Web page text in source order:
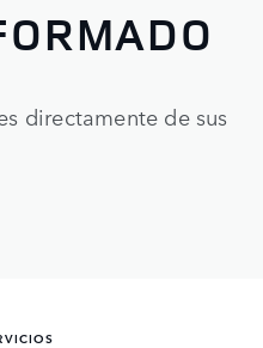
directamente de sus